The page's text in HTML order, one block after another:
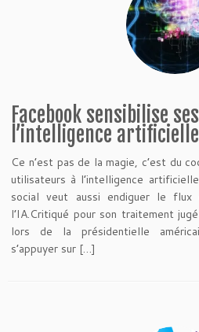
Facebook sensibilise
l’intelligence artificielle
Ce n’est pas de la magie, c’est du
utilisateurs à l’intelligence
social veut aussi endiguer le flux
l’IA.Critiqué pour son traitement
lors de la présidentielle
s’appuyer sur […]